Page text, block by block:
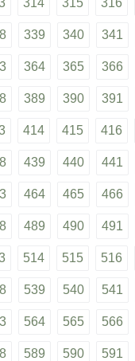
339 340 341
364 365 366
389 390 391
414 415 416
439 440 441
464 465 466
489 490 491
514 515 516
539 540 541
564 565 566
589 590 591